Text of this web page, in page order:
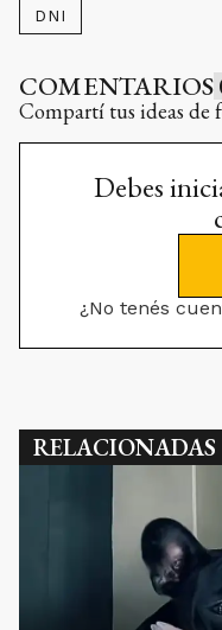
DNI
COMENTARIOS
Compartí tus ideas de
Debes
¿No tenés
RELACIONADAS